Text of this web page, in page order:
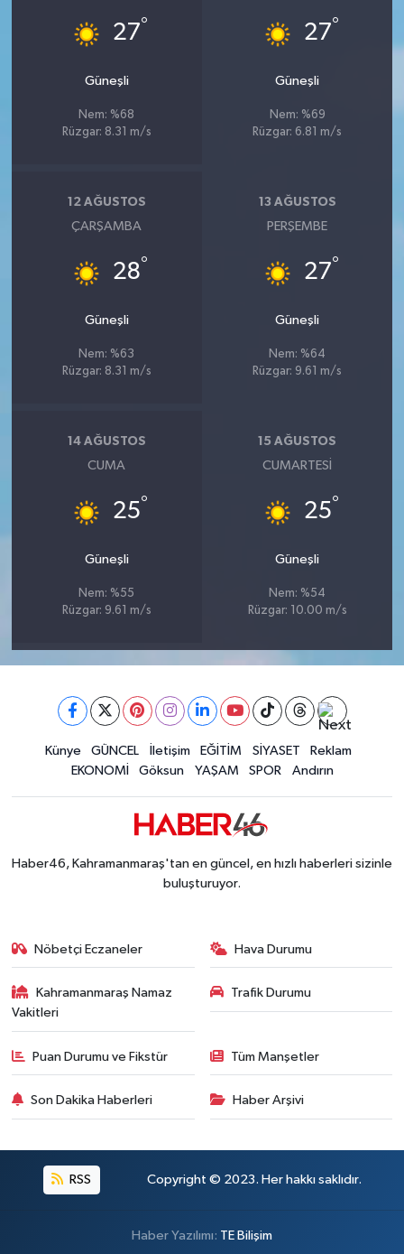
27°
Güneşli
Nem: %68
Rüzgar: 8.31 m/s
27°
Güneşli
Nem: %69
Rüzgar: 6.81 m/s
12 AĞUSTOS
ÇARŞAMBA
28°
Güneşli
Nem: %63
Rüzgar: 8.31 m/s
13 AĞUSTOS
PERŞEMBE
27°
Güneşli
Nem: %64
Rüzgar: 9.61 m/s
14 AĞUSTOS
CUMA
25°
Güneşli
Nem: %55
Rüzgar: 9.61 m/s
15 AĞUSTOS
CUMARTESI
25°
Güneşli
Nem: %54
Rüzgar: 10.00 m/s
Künye GÜNCEL İletişim EĞİTİM SİYASET
Reklam
EKONOMİ
Göksun YAŞAM SPOR Andırın
Haber46, Kahramanmaraş'tan en güncel, en hızlı haberleri sizinle
buluşturuyor.
Nöbetçi Eczaneler Hava Durumu
Kahramanmaraş Namaz
Vakitleri
Trafik Durumu
Puan Durumu ve Fikstür Tüm Manşetler
Son Dakika Haberleri Haber Arşivi
RSS Copyright © 2023. Her hakkı saklıdır.
Haber Yazılımı: TE Bilişim
ÇEVRE
YARIŞMALAR
HABERDE İNSAN